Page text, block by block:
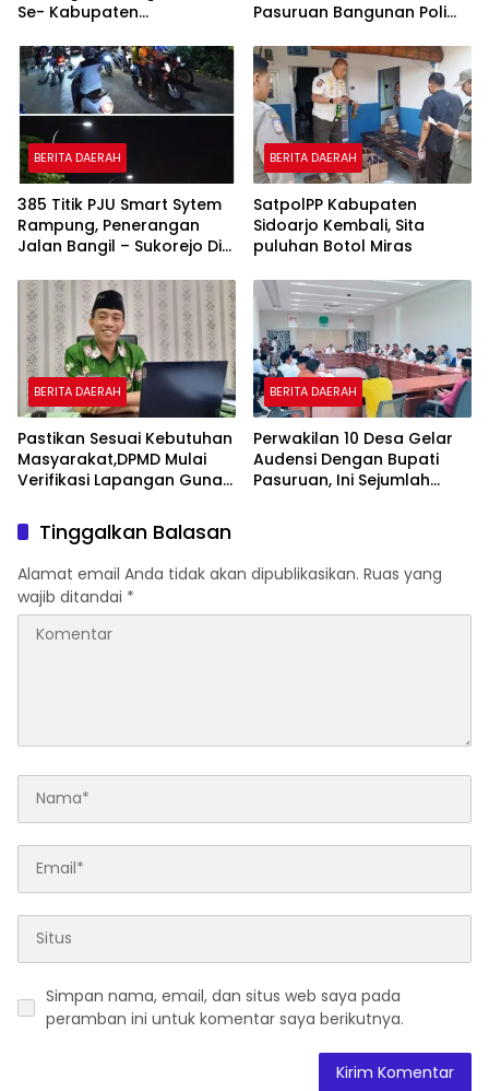
Se- Kabupaten
Sampaikan Sejumlah Point
Penting.
Pasuruan Bangunan Poli
BERITA DAERAH
385 Titik PJU Smart Sytem
Rampung, Penerangan
Jalan Bangil – Sukorejo Di
BERITA DAERAH
SatpolPP Kabupaten
Sidoarjo Kembali, Sita
puluhan Botol Miras
BERITA DAERAH
Pastikan Sesuai Kebutuhan
Masyarakat,DPMD Mulai
Verifikasi Lapangan Guna
BERITA DAERAH
Perwakilan 10 Desa Gelar
Audensi Dengan Bupati
Pasuruan, Ini Sejumlah
Tinggalkan Balasan
Alamat email Anda tidak akan dipublikasikan. Ruas yang
wajib ditandai *
Simpan nama, email, dan situs web saya pada
peramban ini untuk komentar saya berikutnya.